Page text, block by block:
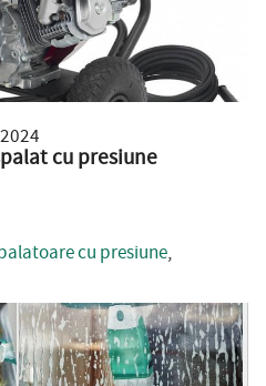
cu presiune
cu presiune,